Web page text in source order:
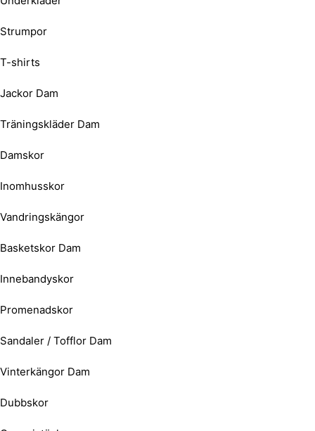
Strumpor
T-shirts
Jackor Dam
Träningskläder Dam
Damskor
Inomhusskor
Vandringskängor
Basketskor Dam
Innebandyskor
Promenadskor
Sandaler / Tofflor Dam
Vinterkängor Dam
Dubbskor